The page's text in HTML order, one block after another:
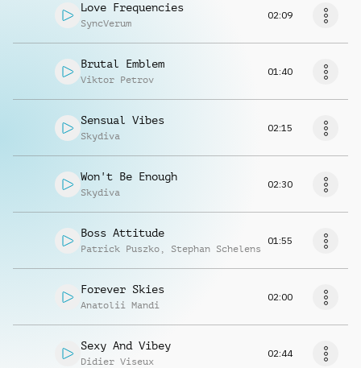
Love Frequencies
SyncVerum
02:09
Brutal Emblem
Viktor Petrov
01:40
Sensual Vibes
Skydiva
02:15
Won't Be Enough
Skydiva
02:30
Boss Attitude
Patrick Puszko , Stephan Schelens
01:55
Forever Skies
Anatolii Mandi
02:00
Sexy And Vibey
Didier Viseux
02:44